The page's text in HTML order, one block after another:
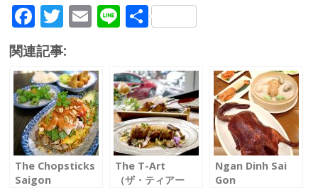
F
ac
e
b
o
o
k
T
itt
er
E
l
Li 共
関連記事:
The Chopsticks
Saigon
The T-Art
（ザ・ティアー
Ngan Dinh Sai
Gon